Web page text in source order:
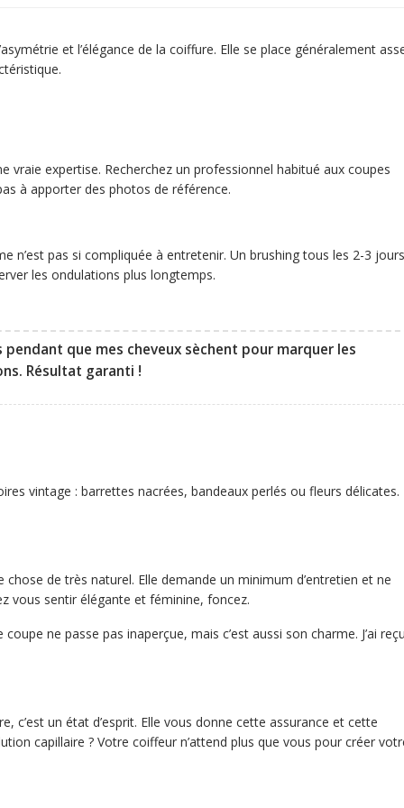
et l’élégance de la coiffure. Elle se place généralement
vraie expertise. Recherchez un professionnel habitué aux coupes
à apporter des photos de référence.
n’est pas si compliquée à entretenir. Un brushing tous les 2-3 jours
les ondulations plus longtemps.
pendant que mes cheveux sèchent pour marquer les
Résultat garanti !
vintage : barrettes nacrées, bandeaux perlés ou fleurs délicates.
de très naturel. Elle demande un minimum d’entretien et ne
vous sentir élégante et féminine, foncez.
ne passe pas inaperçue, mais c’est aussi son charme. J’ai
c’est un état d’esprit. Elle vous donne cette assurance et cette
capillaire ? Votre coiffeur n’attend plus que vous pour créer